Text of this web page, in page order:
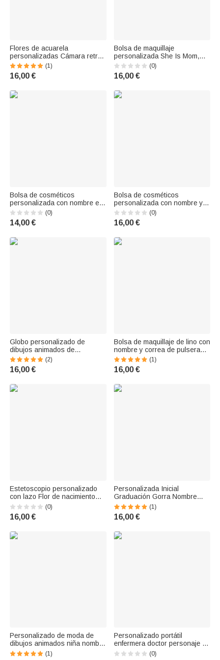
Flores de acuarela
personalizadas Cámara retro
Nombre Bolsa de maquillaje
con pulsera Regalo de
cumpleaños para el fotógrafo
(1)
16,00 €
Bolsa de maquillaje
personalizada She Is Mom,
personaje de dibujos
animados con versículo
bíblico, nombre y pulsera
en el Día de la Madre
(0)
16,00 €
Bolsa de cosméticos
personalizada con nombre en
burbuja y correa de pulsera
Recuerdo de graduación
Regalo de cumpleaños para
(0)
14,00 €
Bolsa de cosméticos
personalizada con nombre y
pulsera para el Día del
Maestro Regalo de
agradecimiento para
(0)
16,00 €
Globo personalizado de
dibujos animados de
Graduación Bolsa de Lino
para Maquillaje con Nombre
del Año y Pulsera de
Viaje Regalo para Mujeres
(2)
16,00 €
Bolsa de maquillaje de lino con
nombre y correa de pulsera
para regalo de cumpleaños
personalizada para bailarina
de ballet amante del ballet
(1)
16,00 €
Estetoscopio personalizado
con lazo Flor de nacimiento
Personaje de dibujos
animados Bolsa cosmética
con nombre y pulsera Regalo
semana de la enfermera para
(0)
16,00 €
Personalizada Inicial
Graduación Gorra Nombre
Bolsa de Maquillaje con
Pulsera Regalo de Graduación
para Amigo Familia
(1)
16,00 €
Personalizado de moda de
dibujos animados niña nombre
de la piedra de nacimiento
(1)
Personalizado portátil
enfermera doctor personaje de
dibujos animados pulsera
(0)